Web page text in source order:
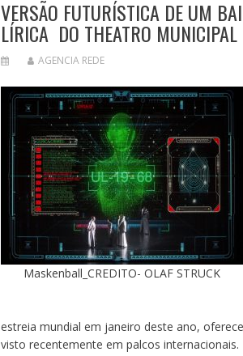
VERSÃO FUTURÍSTICA DE UM
LÍRICA DO THEATRO MUNICIPAL
AGENCIA REDE
Maskenball_CREDITO- OLAF STRUCK
estreia mundial em janeiro deste ano,
visto recentemente em palcos internacionais.